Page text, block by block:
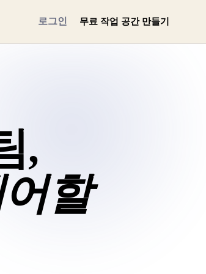
로그인 무료 작업 공간 만들기
,
할